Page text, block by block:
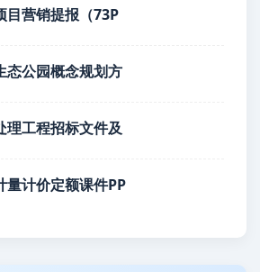
目营销提报（73P
态公园概念规划方
理工程招标文件及
量计价定额课件PP